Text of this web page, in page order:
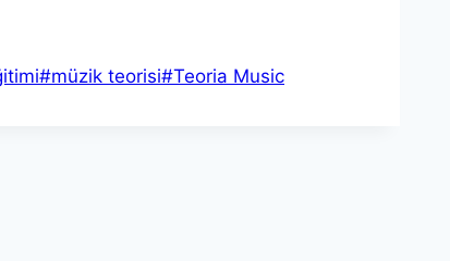
#müzik teorisi#Teoria Music